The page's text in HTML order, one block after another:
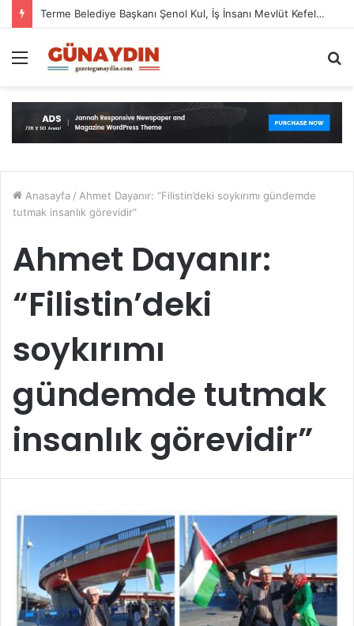
Terme Belediye Başkanı Şenol Kul, İş İnsanı Mevlüt Kefeli’nin Hışmına Uğradı
Menü
Anasayfa / Ahmet Dayanır: “Filistin’deki soykırımı gündemde
tutmak insanlık görevidir”
Ahmet Dayanır:
“Filistin’deki
soykırımı
gündemde tutmak
insanlık görevidir”